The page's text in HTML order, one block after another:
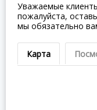
Уважаемые
пожалуйста,
мы обязательно
Карта